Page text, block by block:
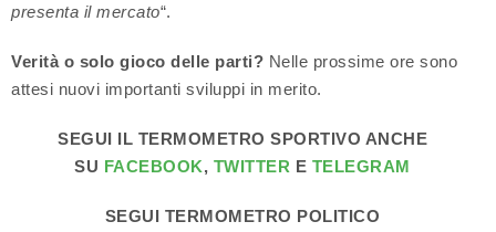
presenta il mercato“.
Verità o solo gioco delle parti? Nelle prossime ore sono
attesi nuovi importanti sviluppi in merito.
SEGUI IL TERMOMETRO SPORTIVO ANCHE
SU FACEBOOK, TWITTER E TELEGRAM
SEGUI TERMOMETRO POLITICO